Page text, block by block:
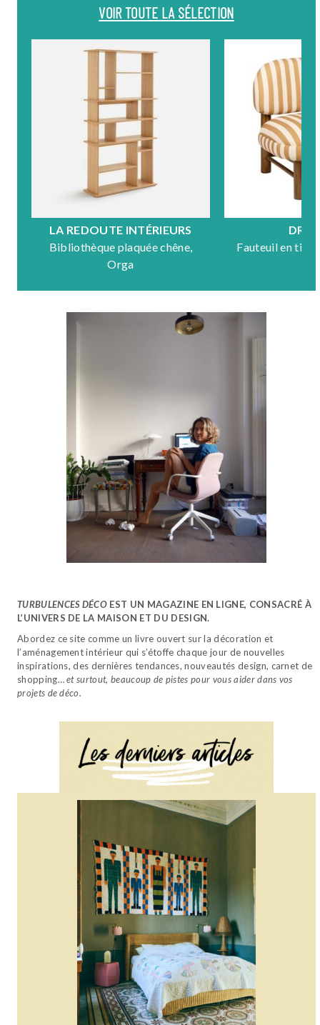
VOIR TOUTE LA SÉLECTION
LA REDOUTE INTÉRIEURS
Bibliothèque plaquée chêne,
Orga
Fauteuil en
TURBULENCES DÉCO EST UN MAGAZINE EN LIGNE, CONSACRÉ À
L’UNIVERS DE LA MAISON ET DU DESIGN.
Abordez ce site comme un livre ouvert sur la décoration et
l’aménagement intérieur qui s’étoffe chaque jour de nouvelles
inspirations, des dernières tendances, nouveautés design, carnet de
shopping…et surtout, beaucoup de pistes pour vous aider dans vos
projets de déco.